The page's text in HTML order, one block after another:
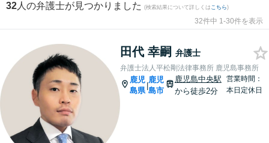
32 人の弁護士が見つかりました (検索結果について詳しくは こちら)
32件中 1-30件を表示
田代 幸嗣 弁護士
弁護士法人平松剛法律事務所 鹿児島事務所
鹿児
島県
|
鹿児
島市
鹿児島中央駅
から徒歩2分
営業時間：
本日定休日